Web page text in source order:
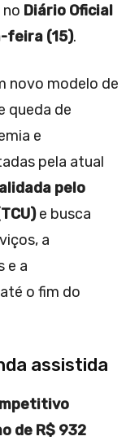
Diário Oficial
feira (15).
novo modelo de
queda de
e
pela atual
pelo
e busca
a
e a
o fim do
assistida
de R$ 932